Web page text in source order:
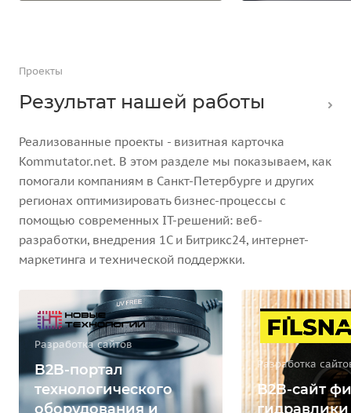
Проекты
Результат нашей работы
Реализованные проекты - визитная карточка
Kommutator.net. В этом разделе мы показываем, как
помогали компаниям в Санкт-Петербурге и других
регионах оптимизировать бизнес-процессы с
помощью современных IT-решений: веб-
разработки, внедрения 1С и Битрикс24, интернет-
маркетинга и технической поддержки.
Разработка сайтов
B2B-портал
технологического
оборудования и
Разработка
B2B-сайт
гидравлики